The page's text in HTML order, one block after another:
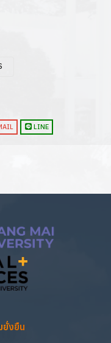
LINE
ยั่งยืน